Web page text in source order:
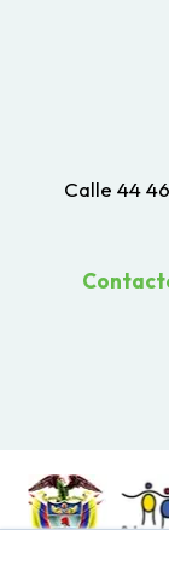
Calle 44